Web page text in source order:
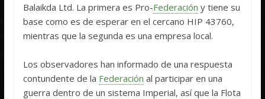
Balaikda Ltd. La primera es Pro-Federación y tiene su
base como es de esperar en el cercano HIP 43760,
mientras que la segunda es una empresa local.
Los observadores han informado de una respuesta
contundente de la Federación al participar en una
guerra dentro de un sistema Imperial, así que la Flota